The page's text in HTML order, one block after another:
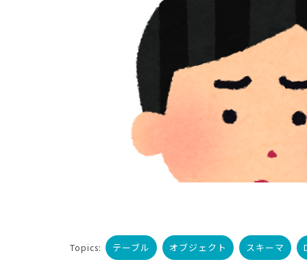
Topics: テーブル オブジェクト スキーマ